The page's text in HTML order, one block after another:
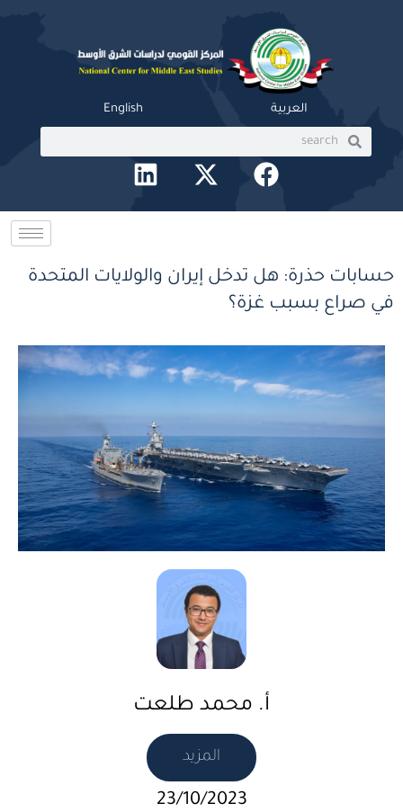
العربية English
Search
Search
F
a
c
b
o
k
X
t
i
t
e
r
L
i
n
e
n
حسابات حذرة: هل تدخل إيران والولايات المتحدة
في صراع بسبب غزة؟
أ. محمد طلعت
المزيد
23/10/2023